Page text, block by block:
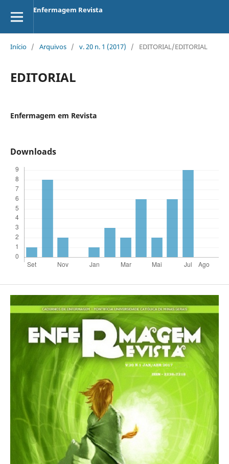
Enfermagem Revista
Início / Arquivos / v. 20 n. 1 (2017) / EDITORIAL/EDITORIAL
EDITORIAL
Enfermagem em Revista
Downloads